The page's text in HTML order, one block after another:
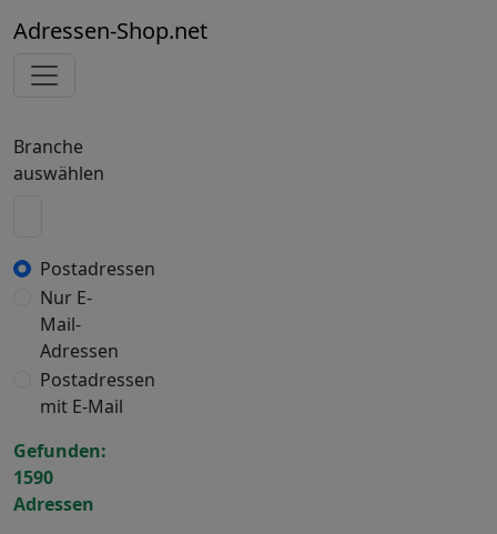
Adressen-Shop.net
Branche
auswählen
Postadressen
Nur E-
Mail-
Adressen
Postadressen
mit E-Mail
Gefunden:
1590
Adressen